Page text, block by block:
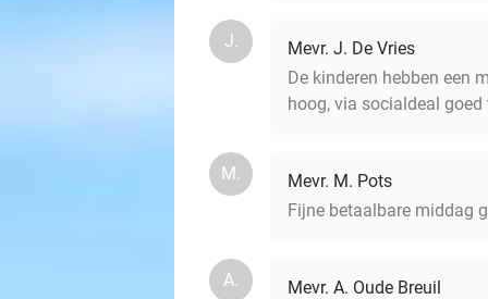
J.
Mevr. J. De Vries
De kinderen hebben een
hoog, via socialdeal goed
M.
Mevr. M. Pots
Fijne betaalbare middag
A.
Mevr. A. Oude Breuil